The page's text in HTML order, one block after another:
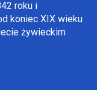
roku i
koniec XIX wieku
żywieckim